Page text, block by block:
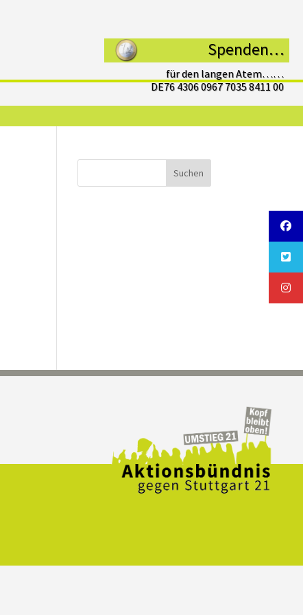
Spenden…
für den langen Atem……
DE76 4306 0967 7035 8411 00
Suchen